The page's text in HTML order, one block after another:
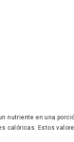
nutriente en una
calóricas. Estos